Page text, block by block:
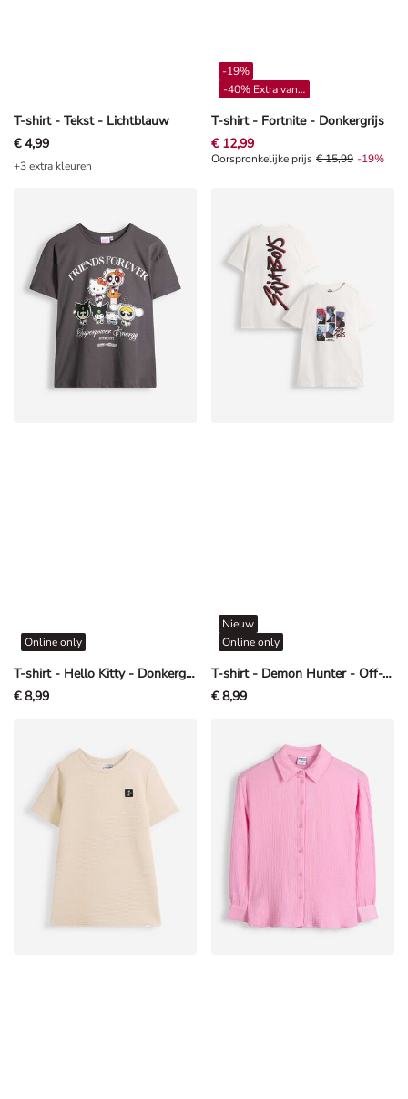
T-shirt - Tekst - Lichtblauw
€ 4,99
+3 extra kleuren
T-shirt - Fortnite - Donkergrijs
-19%
-40% Extra vanaf 4**
€ 12,99
Oorspronkelijke prijs € 15,99,
Oorspronkelijke prijs € 15,99 -19%
T-shirt - Hello Kitty - Donkergrijs
Online only
€ 8,99
T-shirt - Demon Hunter - Off-White
Nieuw
Online only
€ 8,99